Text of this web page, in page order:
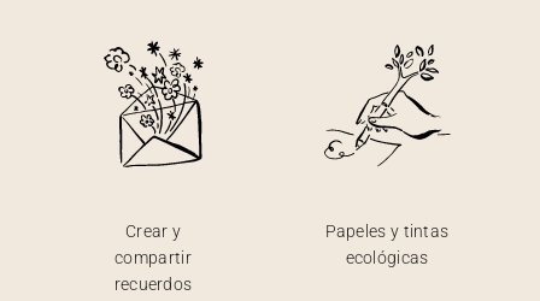
Crear y
compartir
recuerdos
Papeles y tintas
ecológicas